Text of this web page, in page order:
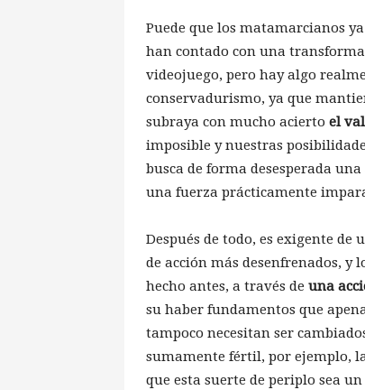
Puede que los matamarcianos
han contado con una
videojuego, pero hay algo
conservadurismo, ya que
subraya con mucho acierto el
imposible y nuestras
busca de forma desesperada
una fuerza prácticamente
Después de todo, es exigente
de acción más desenfrenados, y
hecho antes, a través de una
su haber fundamentos que
tampoco necesitan ser
sumamente fértil, por ejemplo,
que esta suerte de periplo sea un